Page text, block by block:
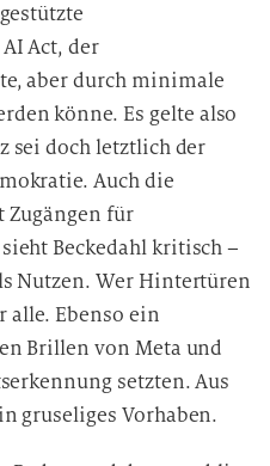
Act, der
aber durch minimale
könne. Es gelte also
sei doch letztlich der
Auch die
Zugängen für
Beckedahl kritisch –
Nutzen. Wer Hintertüren
alle. Ebenso ein
Brillen von Meta und
setzten. Aus
gruseliges Vorhaben.